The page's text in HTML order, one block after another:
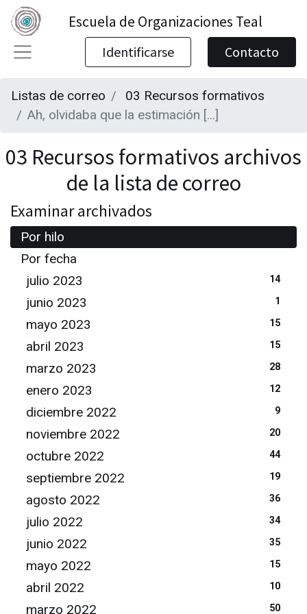
Escuela de Organizaciones Teal
Identificarse Contacto
Listas de correo
03 Recursos formativos
Ah, olvidaba que la estimación [...]
03 Recursos formativos archivos
de la lista de correo
Examinar archivados
Por hilo
Por fecha
julio 2023
14
junio 2023 1
mayo 2023 15
abril 2023 15
marzo 2023 28
enero 2023 12
diciembre 2022 9
noviembre 2022 20
octubre 2022 44
septiembre 2022 19
agosto 2022 36
julio 2022 34
junio 2022 35
mayo 2022 15
abril 2022 10
marzo 2022 50